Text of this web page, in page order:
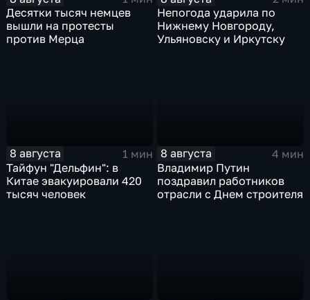
Десятки тысяч немцев
вышли на протесты
против Мерца
Непогода ударила по
Нижнему Новгороду,
Ульяновску и Иркутску
8 августа
1 мин
Тайфун "Дельфин": в
Китае эвакуировали 420
тысяч человек
8 августа
4 мин
Владимир Путин
поздравил работников
отрасли с Днем строителя